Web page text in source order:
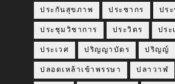
ประกันสุขภาพ ประชากร ปร
ประชุมวิชาการ ประวิตร ประ
ประเวศ ปริญญาบัตร ปริญญ์
ปลอดเหล้าเข้าพรรษา ปลาวาฬ